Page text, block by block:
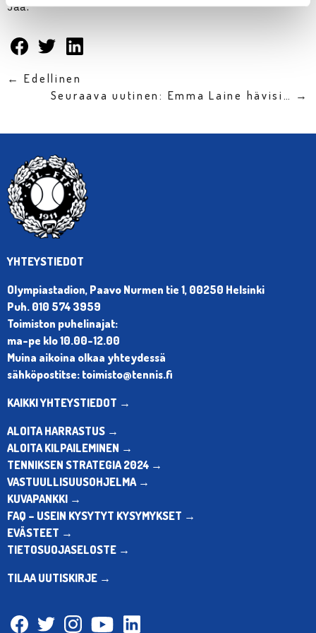
Jaa:
← Edellinen
Seuraava uutinen: Emma Laine hävisi… →
YHTEYSTIEDOT
Olympiastadion, Paavo Nurmen tie 1, 00250 Helsinki
Puh. 010 574 3959
Toimiston puhelinajat:
ma-pe klo 10.00-12.00
Muina aikoina olkaa yhteydessä
sähköpostitse: toimisto@tennis.fi
KAIKKI YHTEYSTIEDOT →
ALOITA HARRASTUS →
ALOITA KILPAILEMINEN →
TENNIKSEN STRATEGIA 2024 →
VASTUULLISUUSOHJELMA →
KUVAPANKKI →
FAQ – USEIN KYSYTYT KYSYMYKSET →
EVÄSTEET →
TIETOSUOJASELOSTE →
TILAA UUTISKIRJE →